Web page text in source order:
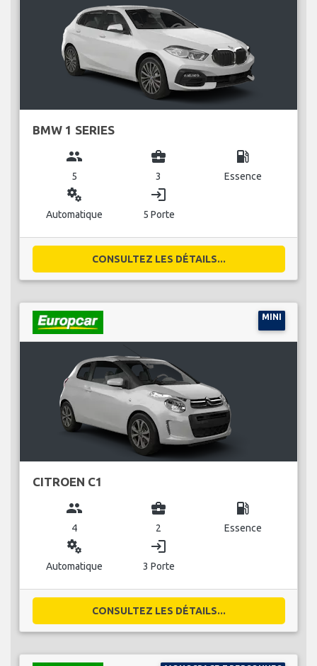
BMW 1 SERIES
group
5
business_center
3
local_gas_station
Essence
miscellaneous_services
Automatique
login
5 Porte
CONSULTEZ LES DÉTAILS...
MINI
CITROEN C1
group
4
business_center
2
local_gas_station
Essence
miscellaneous_services
Automatique
login
3 Porte
CONSULTEZ LES DÉTAILS...